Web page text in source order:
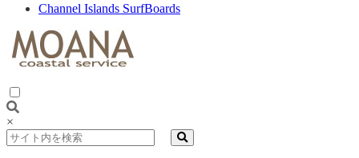
Channel Islands SurfBoards
×